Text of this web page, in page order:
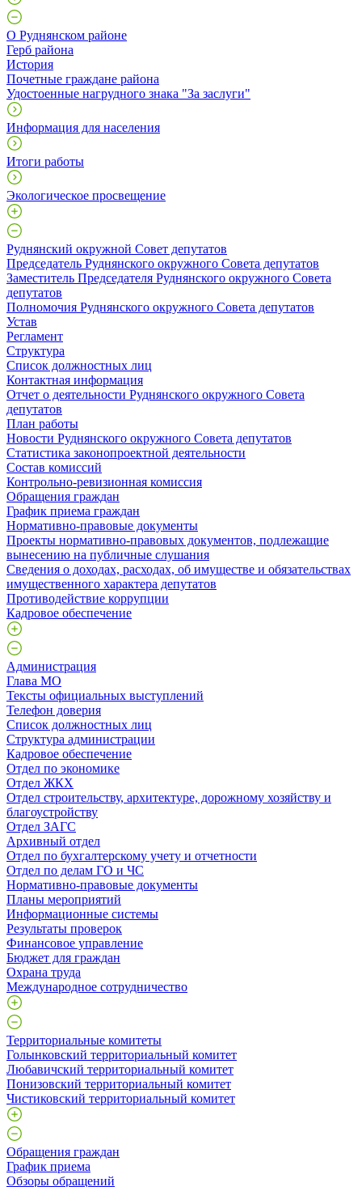
О Руднянском районе
Герб района
История
Почетные граждане района
Удостоенные нагрудного знака "За заслуги"
Информация для населения
Итоги работы
Экологическое просвещение
Руднянский окружной Совет депутатов
Председатель Руднянского окружного Совета депутатов
Заместитель Председателя Руднянского окружного Совета
депутатов
Полномочия Руднянского окружного Совета депутатов
Устав
Регламент
Структура
Список должностных лиц
Контактная информация
Отчет о деятельности Руднянского окружного Совета
депутатов
План работы
Новости Руднянского окружного Совета депутатов
Статистика законопроектной деятельности
Состав комиссий
Контрольно-ревизионная комиссия
Обращения граждан
График приема граждан
Нормативно-правовые документы
Проекты нормативно-правовых документов, подлежащие
вынесению на публичные слушания
Сведения о доходах, расходах, об имуществе и обязательствах
имущественного характера депутатов
Противодействие коррупции
Кадровое обеспечение
Администрация
Глава МО
Тексты официальных выступлений
Телефон доверия
Список должностных лиц
Структура администрации
Кадровое обеспечение
Отдел по экономике
Отдел ЖКХ
Отдел строительству, архитектуре, дорожному хозяйству и
благоустройству
Отдел ЗАГС
Архивный отдел
Отдел по бухгалтерскому учету и отчетности
Отдел по делам ГО и ЧС
Нормативно-правовые документы
Планы мероприятий
Информационные системы
Результаты проверок
Финансовое управление
Бюджет для граждан
Охрана труда
Международное сотрудничество
Территориальные комитеты
Голынковский территориальный комитет
Любавичский территориальный комитет
Понизовский территориальный комитет
Чистиковский территориальный комитет
Обращения граждан
График приема
Обзоры обращений